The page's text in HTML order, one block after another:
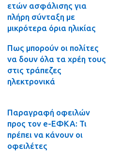
ετών ασφάλισης για
πλήρη σύνταξη με
μικρότερα όρια ηλικίας
Πως μπορούν οι πολίτες
να δουν όλα τα χρέη τους
στις τράπεζες
ηλεκτρονικά
Παραγραφή οφειλών
προς τον e-ΕΦΚΑ: Τι
πρέπει να κάνουν οι
οφειλέτες